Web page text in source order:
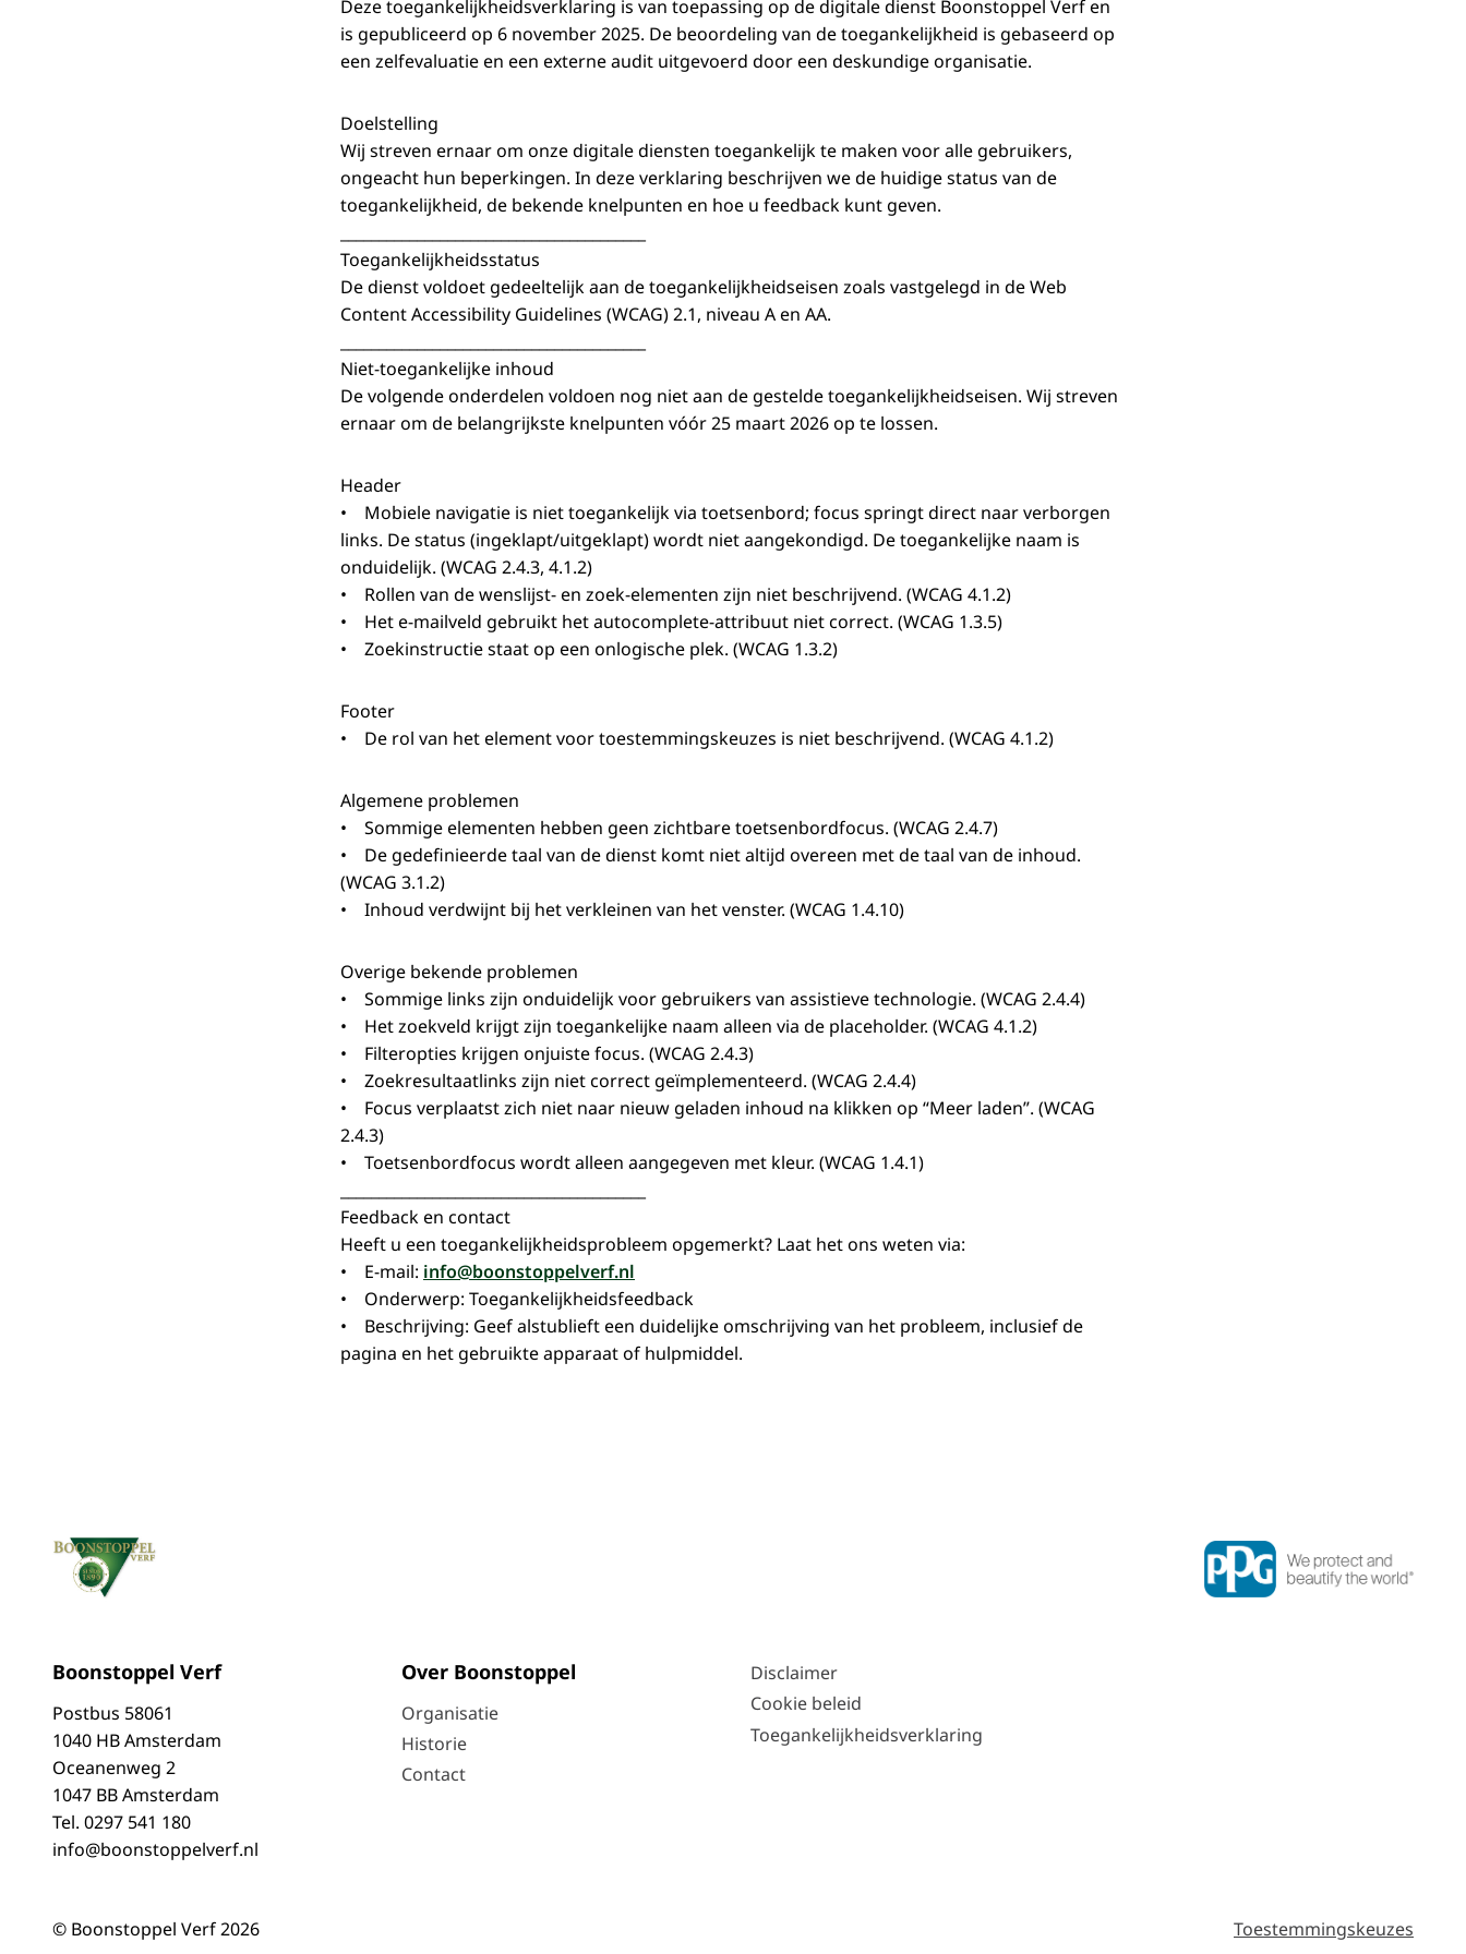
Deze toegankelijkheidsverklaring is van toepassing op de digitale dienst Boonstoppel Verf en
is gepubliceerd op 6 november 2025. De beoordeling van de toegankelijkheid is gebaseerd op
een zelfevaluatie en een externe audit uitgevoerd door een deskundige organisatie.
Doelstelling
Wij streven ernaar om onze digitale diensten toegankelijk te maken voor alle gebruikers,
ongeacht hun beperkingen. In deze verklaring beschrijven we de huidige status van de
toegankelijkheid, de bekende knelpunten en hoe u feedback kunt geven.
Toegankelijkheidsstatus
De dienst voldoet gedeeltelijk aan de toegankelijkheidseisen zoals vastgelegd in de Web
Content Accessibility Guidelines (WCAG) 2.1, niveau A en AA.
Niet-toegankelijke inhoud
De volgende onderdelen voldoen nog niet aan de gestelde toegankelijkheidseisen. Wij streven
ernaar om de belangrijkste knelpunten vóór 25 maart 2026 op te lossen.
Header
• Mobiele navigatie is niet toegankelijk via toetsenbord; focus springt direct naar verborgen
links. De status (ingeklapt/uitgeklapt) wordt niet aangekondigd. De toegankelijke naam is
onduidelijk. (WCAG 2.4.3, 4.1.2)
• Rollen van de wenslijst- en zoek-elementen zijn niet beschrijvend. (WCAG 4.1.2)
• Het e-mailveld gebruikt het autocomplete-attribuut niet correct. (WCAG 1.3.5)
• Zoekinstructie staat op een onlogische plek. (WCAG 1.3.2)
Footer
• De rol van het element voor toestemmingskeuzes is niet beschrijvend. (WCAG 4.1.2)
Algemene problemen
• Sommige elementen hebben geen zichtbare toetsenbordfocus. (WCAG 2.4.7)
• De gedefinieerde taal van de dienst komt niet altijd overeen met de taal van de inhoud.
(WCAG 3.1.2)
• Inhoud verdwijnt bij het verkleinen van het venster. (WCAG 1.4.10)
Overige bekende problemen
• Sommige links zijn onduidelijk voor gebruikers van assistieve technologie. (WCAG 2.4.4)
• Het zoekveld krijgt zijn toegankelijke naam alleen via de placeholder. (WCAG 4.1.2)
• Filteropties krijgen onjuiste focus. (WCAG 2.4.3)
• Zoekresultaatlinks zijn niet correct geïmplementeerd. (WCAG 2.4.4)
• Focus verplaatst zich niet naar nieuw geladen inhoud na klikken op “Meer laden”. (WCAG
2.4.3)
• Toetsenbordfocus wordt alleen aangegeven met kleur. (WCAG 1.4.1)
Feedback en contact
Heeft u een toegankelijkheidsprobleem opgemerkt? Laat het ons weten via:
• E-mail: info@boonstoppelverf.nl
• Onderwerp: Toegankelijkheidsfeedback
• Beschrijving: Geef alstublieft een duidelijke omschrijving van het probleem, inclusief de
pagina en het gebruikte apparaat of hulpmiddel.
Boonstoppel Verf
Postbus 58061
1040 HB Amsterdam
Oceanenweg 2
1047 BB Amsterdam
Tel. 0297 541 180
info@boonstoppelverf.nl
Over Boonstoppel
Organisatie
Historie
Contact
Disclaimer
Cookie beleid
Toegankelijkheidsverklaring
© Boonstoppel Verf 2026 Toestemmingskeuzes